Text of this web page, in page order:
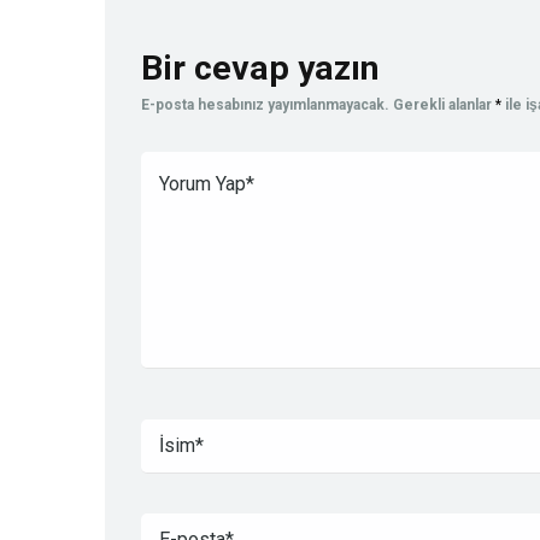
Bir cevap yazın
E-posta hesabınız yayımlanmayacak. Gerekli alanlar * ile